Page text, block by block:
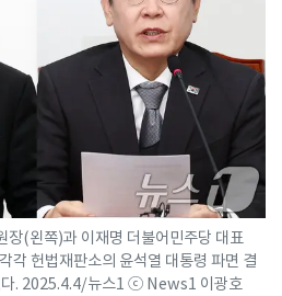
장(왼쪽)과 이재명 더불어민주당 대표
각 헌법재판소의 윤석열 대통령 파면 결
다. 2025.4.4/뉴스1 ⓒ News1 이광호